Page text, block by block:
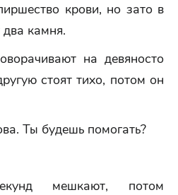
крови, но зато в
два камня.
на девяносто
стоят тихо, потом он
Ты будешь помогать?
мешкают, потом